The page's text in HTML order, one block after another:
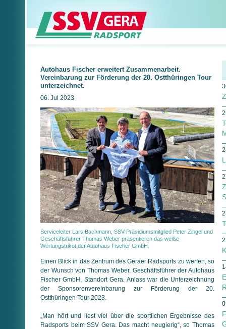
Autohaus Fischer erweitert Zusammenarbeit.
Vereinbarung zur Förderung der 20. Ostthüringen Tour
unterzeichnet.
06. Jul 2023
Serviceleiter Lars Bachmann, SSV-Präsidiumsmitglied Peter Zingel und
Geschäftsführer Thomas Weber präsentieren das weiße
Wertungstrikot der Autohaus Fischer GmbH.
Einen Blick in das Zentrum des Geraer Radsports zu werfen, so
der Wunsch von Thomas Weber, Geschäftsführer der Autohaus
Fischer GmbH, Standort Gera. Anlass war die Unterzeichnung
der Sponsorenvereinbarung zur Förderung der 20.
Ostthüringen Tour 2023.
„Man hört und liest viel über die sportlichen Ergebnisse des
Radsports beim SSV Gera. Das macht neugierig“, so Thomas